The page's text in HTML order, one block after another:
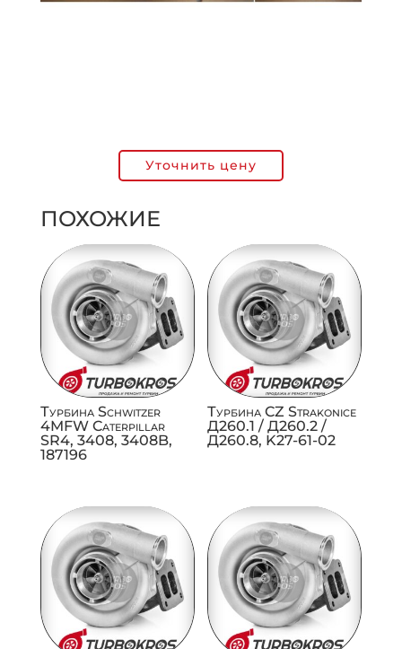
Уточнить цену
ПОХОЖИЕ
Турбина Schwitzer
4MFW Caterpillar
SR4, 3408, 3408B,
187196
Турбина CZ Strakonice
Д260.1 / Д260.2 /
Д260.8, K27-61-02